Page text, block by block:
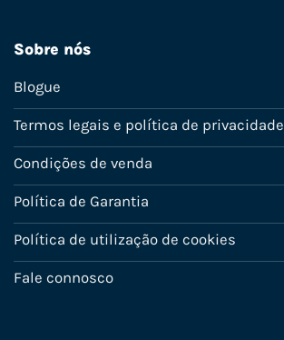
Sobre nós
Blogue
Termos legais e política de privacidade
Condições de venda
Política de Garantia
Política de utilização de cookies
Fale connosco